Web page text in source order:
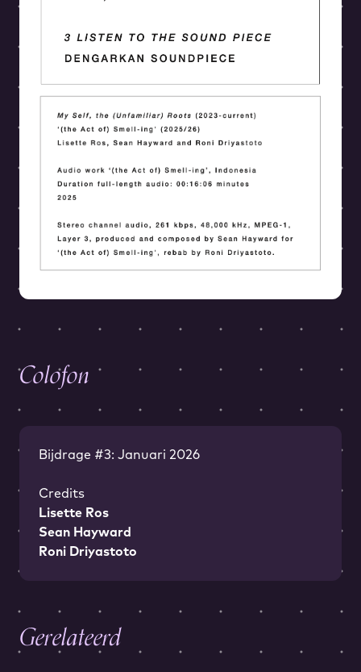
Colofon
Bijdrage #3: Januari 2026
Credits
Lisette Ros
Sean Hayward
Roni Driyastoto
Gerelateerd